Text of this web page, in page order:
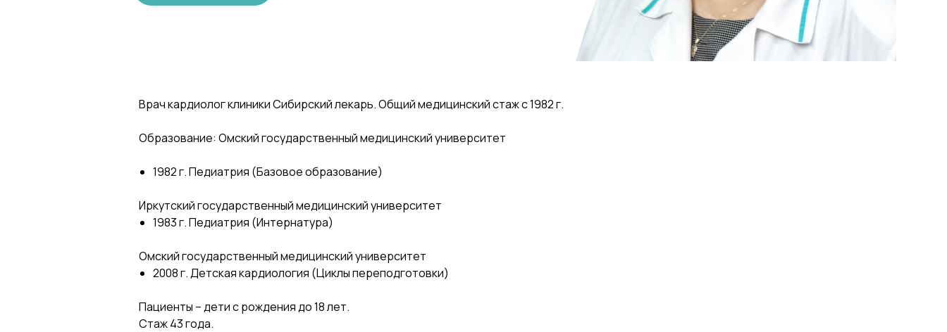
Врач кардиолог клиники Сибирский лекарь. Общий медицинский стаж с 1982 г.
Образование: Омский государственный медицинский университет
1982 г. Педиатрия (Базовое образование)
Иркутский государственный медицинский университет
1983 г. Педиатрия (Интернатура)
Омский государственный медицинский университет
2008 г. Детская кардиология (Циклы переподготовки)
Пациенты – дети с рождения до 18 лет.
Стаж 43 года.